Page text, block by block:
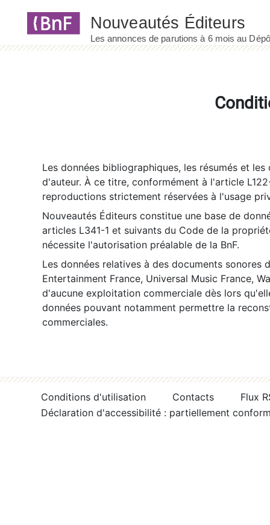
Les données bibliographiques, les résumés et
d'auteur. À ce titre, conformément à l'article
reproductions strictement réservées à l'usage
Nouveautés Éditeurs constitue une base de
articles L341-1 et suivants du Code de la
nécessite l'autorisation préalable de la BnF.
Les données relatives à des documents sonores
Entertainment France, Universal Music France,
d'aucune exploitation commerciale dès lors
données pouvant notamment permettre la
commerciales.
Conditions d'utilisation Contacts
Flux
Déclaration d'accessibilité : partiellement